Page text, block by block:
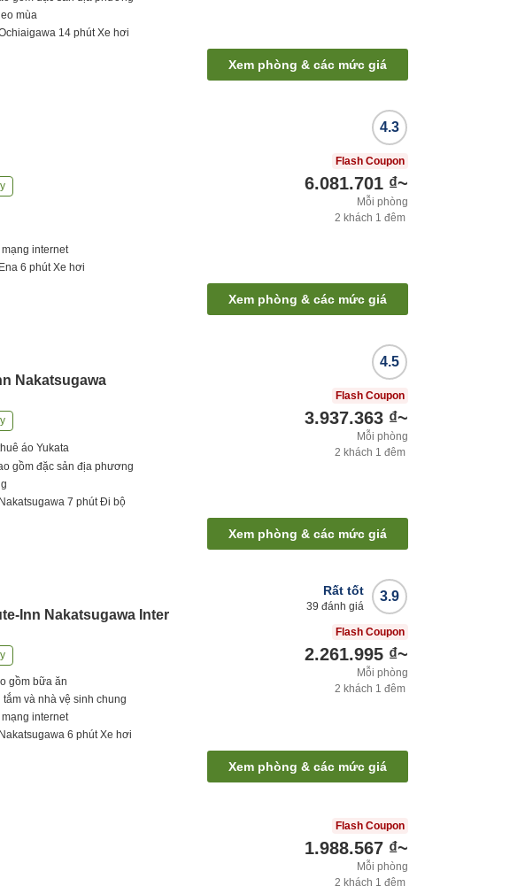
mùa
14 phútXe hơi
Xem phòng & các mức giá
mạng internet
6 phútXe hơi
4.3
Flash Coupon
6.081.701 ₫~
Mỗi phòng
2 khách 1 đêm
Xem phòng & các mức giá
Nakatsugawa
áo Yukata
gồm đặc sản địa phương
7 phútĐi bộ
4.5
Flash Coupon
3.937.363 ₫~
Mỗi phòng
2 khách 1 đêm
Xem phòng & các mức giá
Inn Nakatsugawa Inter
gồm bữa ăn
tắm và nhà vệ sinh chung
mạng internet
6 phútXe hơi
3.9
Rất tốt
39 đánh giá
Flash Coupon
2.261.995 ₫~
Mỗi phòng
2 khách 1 đêm
Xem phòng & các mức giá
Flash Coupon
1.988.567 ₫~
Mỗi phòng
2 khách 1 đêm